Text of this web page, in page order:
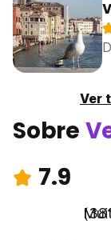
Ver
Sobre
7.9